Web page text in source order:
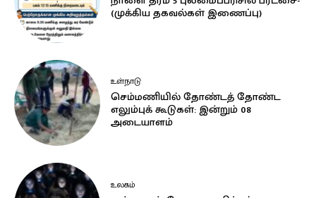
(முக்கிய தகவல்கள் இணைப்பு)
உள்நாடு
செம்மணியில் தோண்டத் தோண்ட
எலும்புக் கூடுகள்: இன்றும் 08
அடையாளம்
உலகம்